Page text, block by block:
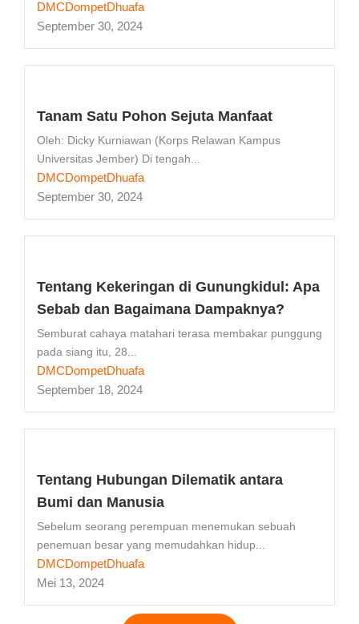
DMCDompetDhuafa
September 30, 2024
Tanam Satu Pohon Sejuta Manfaat
Oleh: Dicky Kurniawan (Korps Relawan Kampus
Universitas Jember) Di tengah...
DMCDompetDhuafa
September 30, 2024
Tentang Kekeringan di Gunungkidul: Apa
Sebab dan Bagaimana Dampaknya?
Semburat cahaya matahari terasa membakar punggung
pada siang itu, 28...
DMCDompetDhuafa
September 18, 2024
Tentang Hubungan Dilematik antara
Bumi dan Manusia
Sebelum seorang perempuan menemukan sebuah
penemuan besar yang memudahkan hidup...
DMCDompetDhuafa
Mei 13, 2024